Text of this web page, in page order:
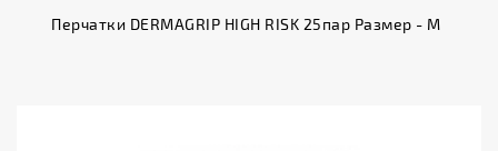
Перчатки DERMAGRIP HIGH RISK 25пар Размер - М